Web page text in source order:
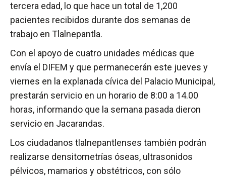
tercera edad, lo que hace un total de 1,200
pacientes recibidos durante dos semanas de
trabajo en Tlalnepantla.
Con el apoyo de cuatro unidades médicas que
envía el DIFEM y que permanecerán este jueves y
viernes en la explanada cívica del Palacio Municipal,
prestarán servicio en un horario de 8:00 a 14.00
horas, informando que la semana pasada dieron
servicio en Jacarandas.
Los ciudadanos tlalnepantlenses también podrán
realizarse densitometrías óseas, ultrasonidos
pélvicos, mamarios y obstétricos, con sólo